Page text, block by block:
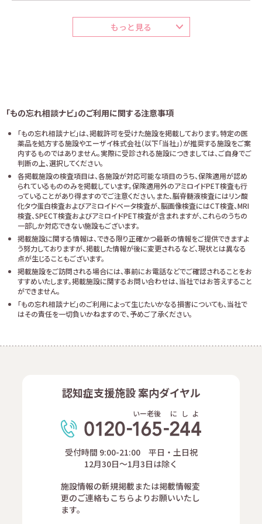
もっと見る
「もの忘れ相談ナビ」のご利用に関する注意事項
「もの忘れ相談ナビ」は、掲載許可を受けた施設を掲載しております。特定の医
薬品を処方する施設やエーザイ株式会社（以下「当社」）が推奨する施設をご案
内するものではありません。実際に受診される施設につきましては、ご自身でご
判断の上、選択してください。
各掲載施設の検査項目は、各施設が対応可能な項目のうち、保険適用が認め
られているもののみを掲載しています。保険適用外のアミロイドPET検査も行
っていることがあり得ますのでご注意ください。また、脳脊髄液検査にはリン酸
化タウ蛋白検査およびアミロイドベータ検査が、脳画像検査にはCT検査、MRI
検査、SPECT検査およびアミロイドPET検査が含まれますが、これらのうちの
一部しか対応できない施設もございます。
掲載施設に関する情報は、できる限り正確かつ最新の情報をご提供できますよ
う努力しておりますが、掲載した情報が後に変更されるなど、現状とは異なる
点が生じることもございます。
掲載施設をご訪問される場合には、事前にお電話などでご確認されることをお
すすめいたします。掲載施設に関するお問い合わせは、当社ではお答えすること
ができません。
「もの忘れ相談ナビ」のご利用によって生じたいかなる損害についても、当社で
はその責任を一切負いかねますので、予めご了承ください。
認知症支援施設 案内ダイヤル
いー老後 に し よ
受付時間 9:00-21:00 平日・土日祝
12月30日～1月3日は除く
施設情報の新規掲載または掲載情報変
更のご連絡もこちらよりお願いいたし
ます。